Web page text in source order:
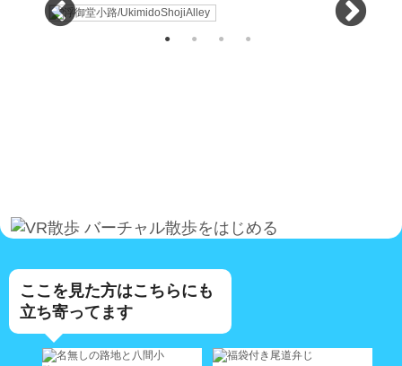
バーチャル散歩をはじめる
ここを見た方はこちらにも
立ち寄ってます